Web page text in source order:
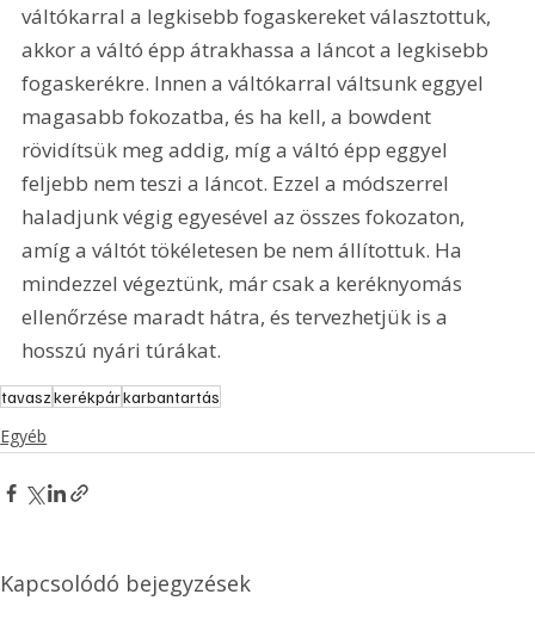
váltókarral a legkisebb fogaskereket választottuk,
akkor a váltó épp átrakhassa a láncot a legkisebb
fogaskerékre. Innen a váltókarral váltsunk eggyel
magasabb fokozatba, és ha kell, a bowdent
rövidítsük meg addig, míg a váltó épp eggyel
feljebb nem teszi a láncot. Ezzel a módszerrel
haladjunk végig egyesével az összes fokozaton,
amíg a váltót tökéletesen be nem állítottuk. Ha
mindezzel végeztünk, már csak a keréknyomás
ellenőrzése maradt hátra, és tervezhetjük is a
hosszú nyári túrákat.
tavaszkerékpárkarbantartás
Egyéb
Kapcsolódó bejegyzések